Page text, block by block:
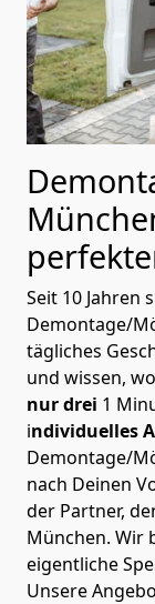
Seit 10 Jahren
Demontage/
tägliches
und wissen,
nur drei 1
individuelles
Demontage/
nach Deinen
der Partner,
München. Wir
eigentliche
Unsere